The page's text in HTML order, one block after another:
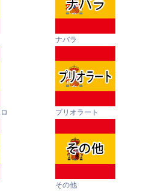
ナバラ
プリオラート
その他